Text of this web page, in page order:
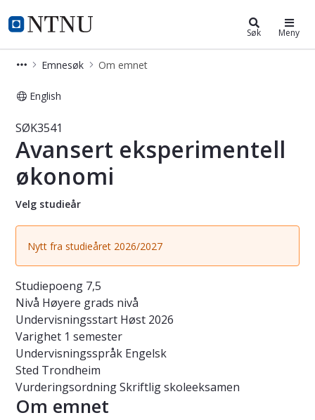
NTNU Hjemmeside
Studier Søk Meny
Emnesøk Om emnet
English
Emne - Avansert eksperimentell
SØK3541
Avansert eksperimentell
økonomi
Velg studieår
Nytt fra studieåret 2026/2027
Studiepoeng 7,5
Nivå Høyere grads nivå
Undervisningsstart Høst 2026
Varighet 1 semester
Undervisningsspråk Engelsk
Sted Trondheim
VurderingsordningSkriftlig skoleeksamen
Om emnet